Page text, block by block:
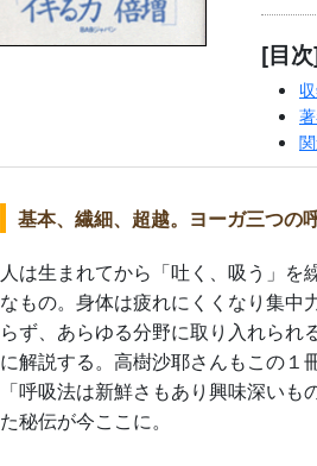
[目
基本、繊細、超越。ヨーガ三つの
人は生まれてから「吐く、吸う」を
なもの。身体は疲れにくくなり集中
らず、あらゆる分野に取り入れられ
に解説する。高樹沙耶さんもこの１
「呼吸法は新鮮さもあり興味深い
た秘伝が今ここに。